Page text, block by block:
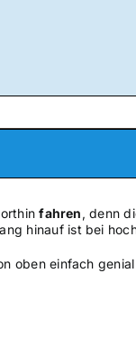
fahren , denn
hinauf ist bei
oben einfach genial